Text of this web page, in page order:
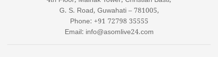
G. S. Road, Guwahati – 781005,
Phone: +91 72798 35555
Email: info@asomlive24.com